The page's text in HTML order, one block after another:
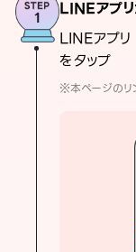
LINEアプリ
LINEアプ
をタップ
※本ページのリ